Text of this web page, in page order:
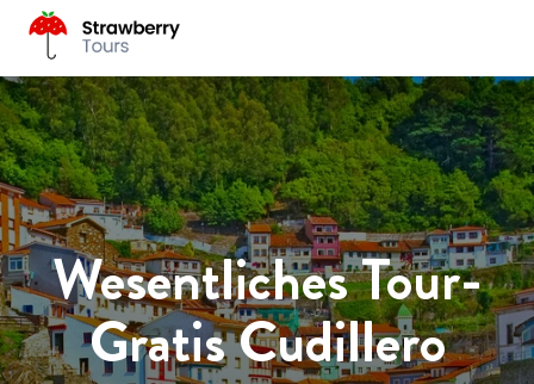
Wesentliches Tour-
Gratis Cudillero